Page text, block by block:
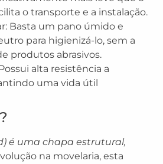
o transporte e a instalação.
Basta um pano úmido e
para higienizá-lo, sem a
produtos abrasivos.
alta resistência a
uma vida útil
é uma chapa estrutural,
na movelaria, esta